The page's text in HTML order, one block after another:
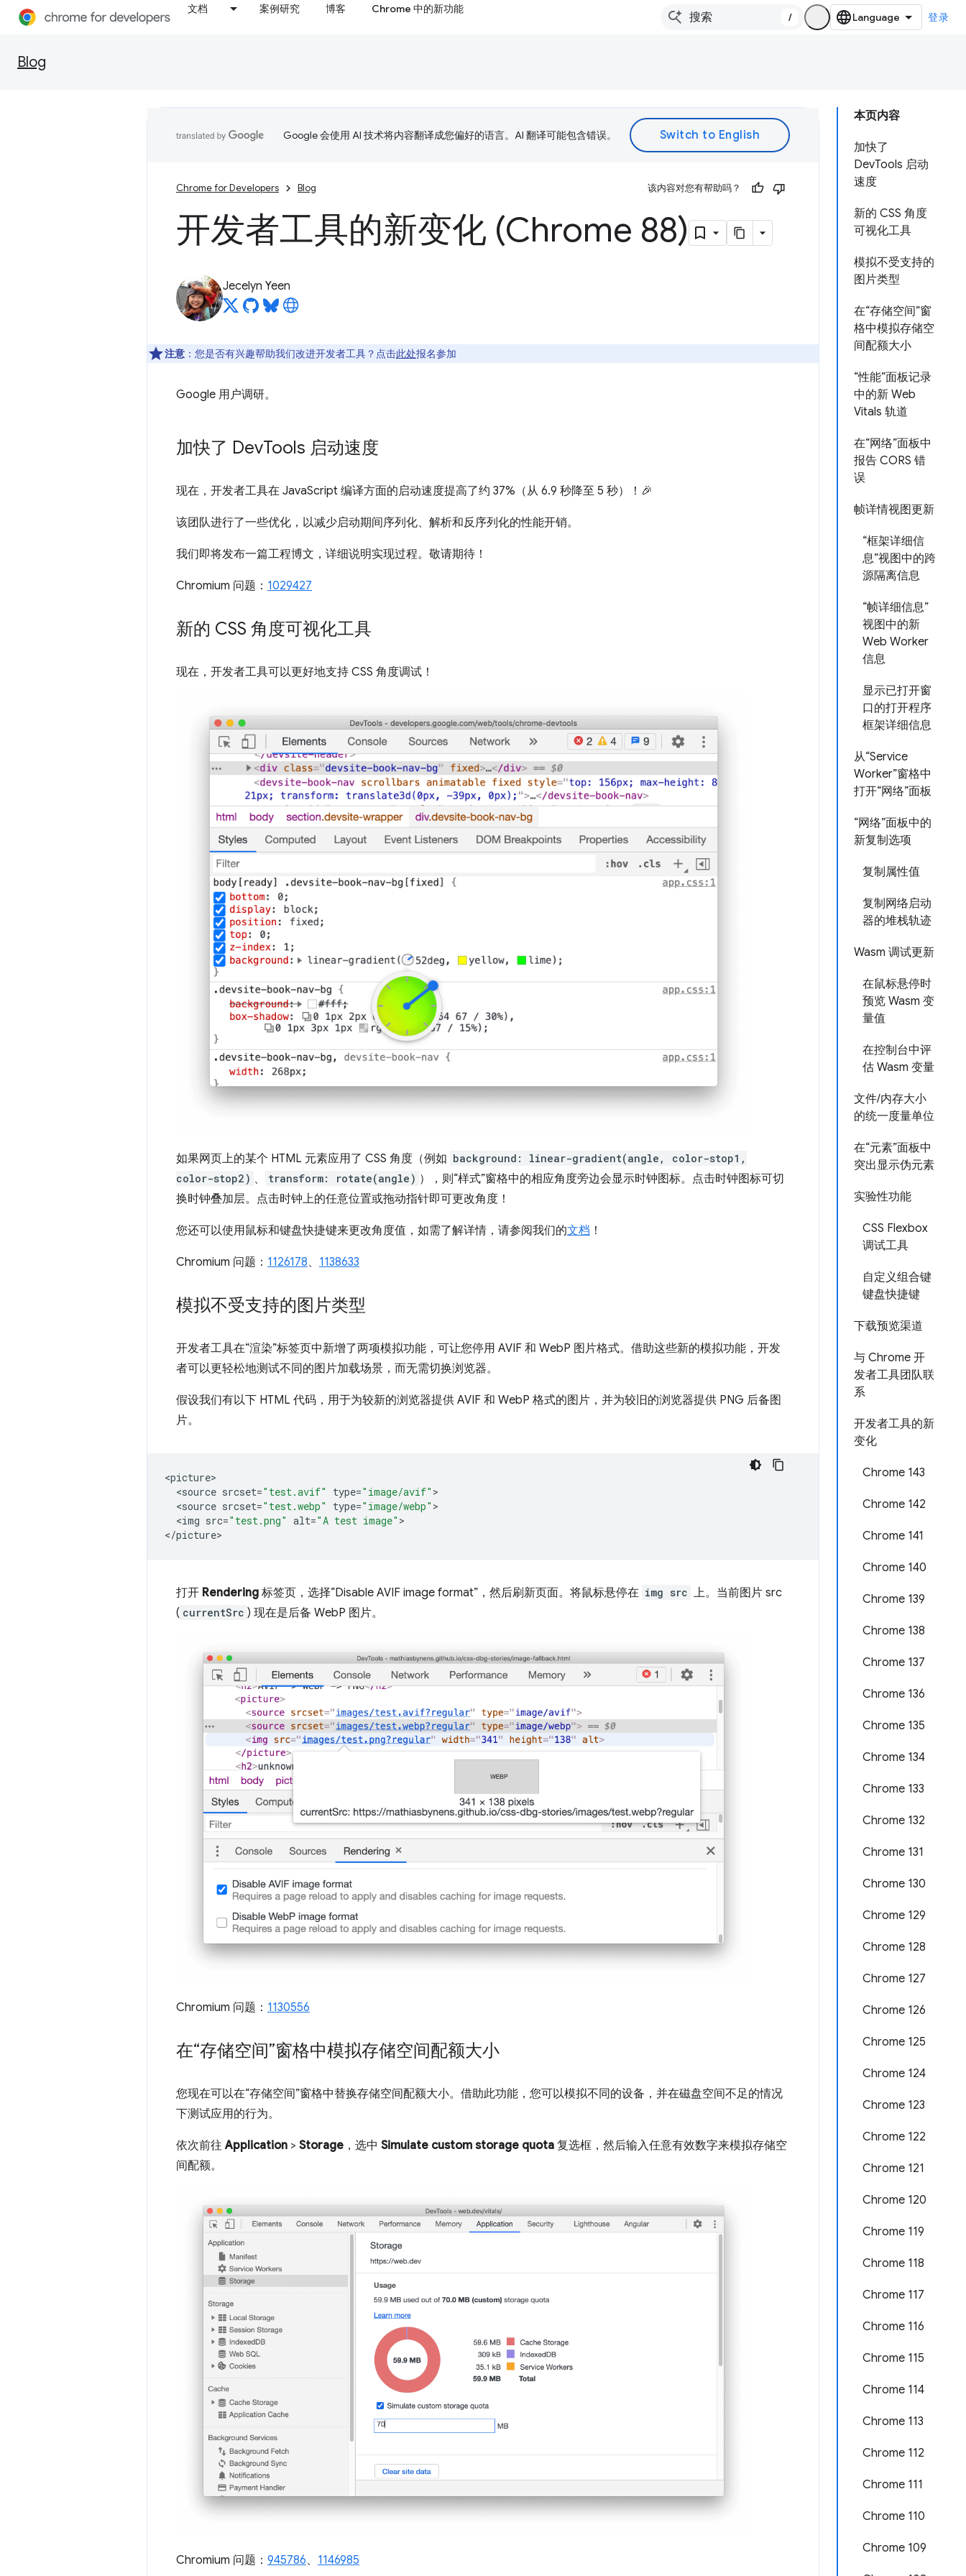
文档 案例研究 博客 Chrome 中的新功能
/ 登录
Blog
本页内容
加快了
DevTools 启动
速度
新的 CSS 角度
可视化工具
模拟不受支持的
图片类型
在“存储空间”窗
格中模拟存储空
间配额大小
“性能”面板记录
中的新 Web
Vitals 轨道
在“网络”面板中
报告 CORS 错
误
帧详情视图更新
“框架详细信
息”视图中的跨
源隔离信息
“帧详细信息”
视图中的新
Web Worker
信息
显示已打开窗
口的打开程序
框架详细信息
从“Service
Worker”窗格中
打开“网络”面板
“网络”面板中的
新复制选项
复制属性值
复制网络启动
器的堆栈轨迹
Wasm 调试更新
在鼠标悬停时
预览 Wasm 变
量值
在控制台中评
估 Wasm 变量
文件/内存大小
的统一度量单位
在“元素”面板中
突出显示伪元素
实验性功能
CSS Flexbox
调试工具
自定义组合键
键盘快捷键
下载预览渠道
与 Chrome 开
发者工具团队联
系
开发者工具的新
变化
Chrome 143
Chrome 142
Chrome 141
Chrome 140
Chrome 139
Chrome 138
Chrome 137
Chrome 136
Chrome 135
Chrome 134
Chrome 133
Chrome 132
Chrome 131
Chrome 130
Chrome 129
Chrome 128
Chrome 127
Chrome 126
Chrome 125
Chrome 124
Chrome 123
Chrome 122
Chrome 121
Chrome 120
Chrome 119
Chrome 118
Chrome 117
Chrome 116
Chrome 115
Chrome 114
Chrome 113
Chrome 112
Chrome 111
Chrome 110
Chrome 109
Google 会使用 AI 技术将内容翻译成您偏好的语言。AI 翻译可能包含错误。
Chrome for Developers Blog 该内容对您有帮助吗？
开发者工具的新变化 (Chrome 88)
Jecelyn Yeen
注意 ：您是否有兴趣帮助我们改进开发者工具？点击此处报名参加
Google 用户调研。
加快了 DevTools 启动速度
现在，开发者工具在 JavaScript 编译方面的启动速度提高了约 37%（从 6.9 秒降至 5 秒）！🎉
该团队进行了一些优化，以减少启动期间序列化、解析和反序列化的性能开销。
我们即将发布一篇工程博文，详细说明实现过程。敬请期待！
Chromium 问题： 1029427
新的 CSS 角度可视化工具
现在，开发者工具可以更好地支持 CSS 角度调试！
如果网页上的某个 HTML 元素应用了 CSS 角度（例如 background: linear-gradient(angle, color-stop1,
color-stop2) 、 transform: rotate(angle) ），则“样式”窗格中的相应角度旁边会显示时钟图标。点击时钟图标可切
换时钟叠加层。点击时钟上的任意位置或拖动指针即可更改角度！
您还可以使用鼠标和键盘快捷键来更改角度值，如需了解详情，请参阅我们的文档 ！
Chromium 问题： 1126178、 1138633
模拟不受支持的图片类型
开发者工具在“渲染”标签页中新增了两项模拟功能，可让您停用 AVIF 和 WebP 图片格式。借助这些新的模拟功能，开发
者可以更轻松地测试不同的图片加载场景，而无需切换浏览器。
假设我们有以下 HTML 代码，用于为较新的浏览器提供 AVIF 和 WebP 格式的图片，并为较旧的浏览器提供 PNG 后备图
片。
<picture
<source srcset="test.avif" type="image/avif"
<source srcset="test.webp" type="image/webp"
<img src="test.png" alt="A test image" >
</picture
打开 Rendering 标签页，选择“Disable AVIF image format”，然后刷新页面。将鼠标悬停在 img src 上。当前图片 src
( currentSrc ) 现在是后备 WebP 图片。
Chromium 问题： 1130556
在“存储空间”窗格中模拟存储空间配额大小
您现在可以在“存储空间”窗格中替换存储空间配额大小。借助此功能，您可以模拟不同的设备，并在磁盘空间不足的情况
下测试应用的行为。
依次前往Application > Storage ，选中 Simulate custom storage quota 复选框，然后输入任意有效数字来模拟存储空
间配额。
Chromium 问题： 945786、 1146985